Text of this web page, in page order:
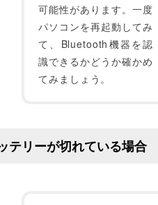
可能性があります。一度
パソコンを再起動してみ
て、Bluetooth機器を認
識できるかどうか確かめ
てみましょう。
テリーが切れている場合